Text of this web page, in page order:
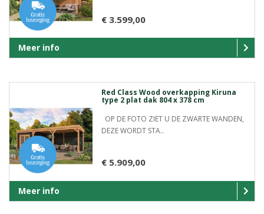
€ 3.599,00
Meer info
Red Class Wood overkapping Kiruna
type 2 plat dak 804 x 378 cm
OP DE FOTO ZIET U DE ZWARTE WANDEN,
DEZE WORDT STA..
€ 5.909,00
Meer info